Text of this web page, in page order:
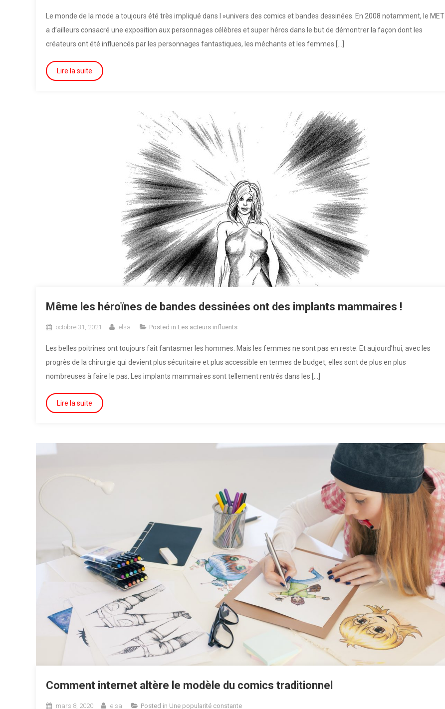
Le monde de la mode a toujours été très impliqué dans l »univers des comics et bandes dessinées. En 2008 notamment, le MET
a d’ailleurs consacré une exposition aux personnages célèbres et super héros dans le but de démontrer la façon dont les
créateurs ont été influencés par les personnages fantastiques, les méchants et les femmes […]
Même les héroïnes de bandes dessinées ont des implants mammaires !
octobre 31, 2021 elsa Posted in Les acteurs influents
Les belles poitrines ont toujours fait fantasmer les hommes. Mais les femmes ne sont pas en reste. Et aujourd’hui, avec les
progrès de la chirurgie qui devient plus sécuritaire et plus accessible en termes de budget, elles sont de plus en plus
nombreuses à faire le pas. Les implants mammaires sont tellement rentrés dans les […]
Comment internet altère le modèle du comics traditionnel
mars 8, 2020 elsa Posted in Une popularité constante